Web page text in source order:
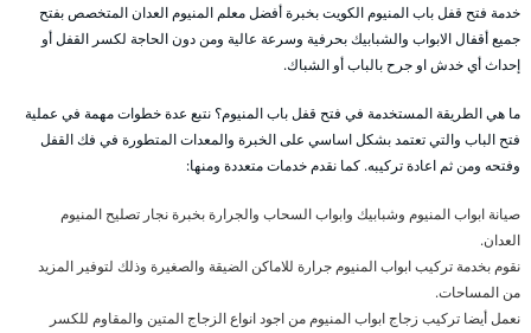
خدمة فتح قفل باب المنيوم الكويت بخبرة أفضل معلم المنيوم العدان المتخصص بفتح
جميع أقفال الابواب والشبابيك بحرفية وسرعة عالية ومن دون الحاجة لكسر القفل أو
إحداث أي خدش او جرح بالباب أو الشباك.
ما هي الطريقة المستخدمة في فتح قفل باب المنيوم؟ نتبع عدة خطوات مهمة في عملية
فتح الباب والتي تعتمد بشكل اساسي على الخبرة والمعدات المتطورة في فك القفل
وفتحه ومن ثم اعادة تركيبه. كما نقدم خدمات متعددة ومنها:
صيانة ابواب المنيوم وشبابيك وابواب السحاب والجرارة بخبرة نجار تصليح المنيوم
العدان.
نقوم بخدمة تركيب ابواب المنيوم جرارة للاماكن الضيقة والصغيرة وذلك لتوفير المزيد
من المساحات.
نعمل أيضا تركيب زجاج ابواب المنيوم من اجود انواع الزجاج المتين والمقاوم للكسر